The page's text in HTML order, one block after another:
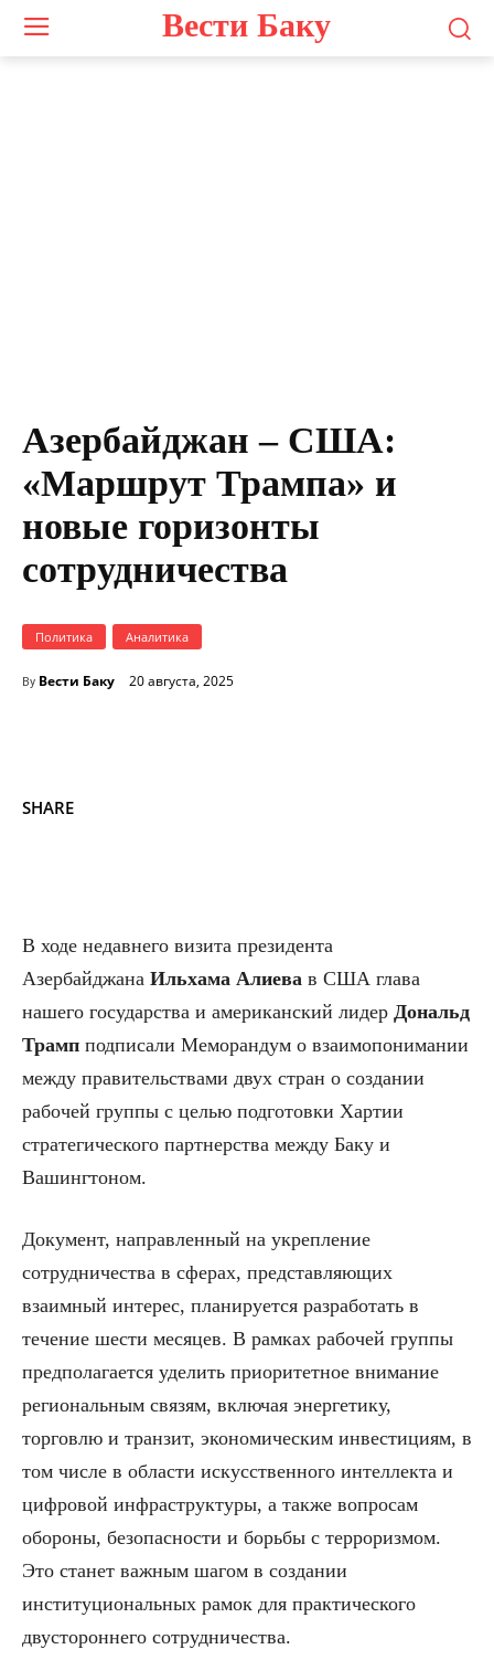
Вести Баку
Азербайджан – США:
«Маршрут Трампа» и
новые горизонты
сотрудничества
Политика Аналитика
By Вести Баку 20 августа, 2025
SHARE
В ходе недавнего визита президента
Азербайджана Ильхама Алиева в США глава
нашего государства и американский лидер Дональд
Трамп подписали Меморандум о взаимопонимании
между правительствами двух стран о создании
рабочей группы с целью подготовки Хартии
стратегического партнерства между Баку и
Вашингтоном.
Документ, направленный на укрепление
сотрудничества в сферах, представляющих
взаимный интерес, планируется разработать в
течение шести месяцев. В рамках рабочей группы
предполагается уделить приоритетное внимание
региональным связям, включая энергетику,
торговлю и транзит, экономическим инвестициям, в
том числе в области искусственного интеллекта и
цифровой инфраструктуры, а также вопросам
обороны, безопасности и борьбы с терроризмом.
Это станет важным шагом в создании
институциональных рамок для практического
двустороннего сотрудничества.